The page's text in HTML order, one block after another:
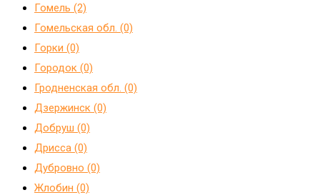
Гомель (2)
Гомельская обл. (0)
Горки (0)
Городок (0)
Гродненская обл. (0)
Дзержинск (0)
Добруш (0)
Дрисса (0)
Дубровно (0)
Жлобин (0)